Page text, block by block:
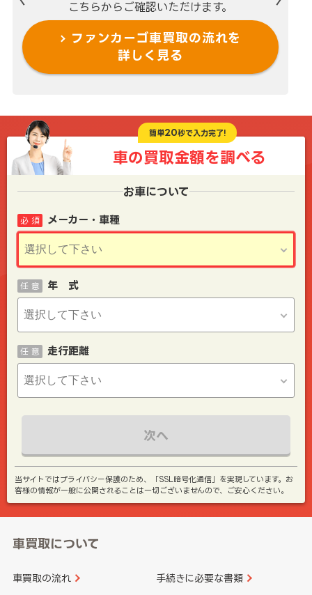
こちらからご確認いただけます。
ファンカーゴ車買取の流れを
詳しく見る
簡単20秒で入力完了!
車の買取金額を調べる
お車について
メーカー・車種
必 須
年 式
任 意
走行距離
任 意
次へ
当サイトではプライバシー保護のため、「SSL暗号化通信」を実現しています。お
客様の情報が一般に公開されることは一切ございませんので、ご安心ください。
車買取について
車買取の流れ 手続きに必要な書類